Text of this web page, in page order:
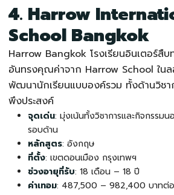
4. Harrow
School Bangkok
Harrow Bangkokโรงเรียนอินเตอร์สืบ
อันทรงคุณค่าจาก Harrow School ใน
พัฒนานักเรียนแบบองค์รวม ทั้งด้านวิช
พึงประสงค์
จุดเด่น: มุ่งเน้นทั้งวิชาการและกิจกรร
รอบด้าน
หลักสูตร: อังกฤษ
ที่ตั้ง: เขตดอนเมือง กรุงเทพฯ
ช่วงอายุที่รับ: 18 เดือน – 18 ปี
ค่าเทอม: 487,500 – 982,400 บาทต่